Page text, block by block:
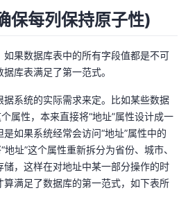
保每列保持原子性)
果数据库表中的所有字段值都是不可
库表满足了第一范式。
系统的实际需求来定。比如某些数据
属性，本来直接将“地址”属性设计成一
如果系统经常会访问“地址”属性中的
地址”这个属性重新拆分为省份、城市、
，这样在对地址中某一部分操作的时
满足了数据库的第一范式，如下表所